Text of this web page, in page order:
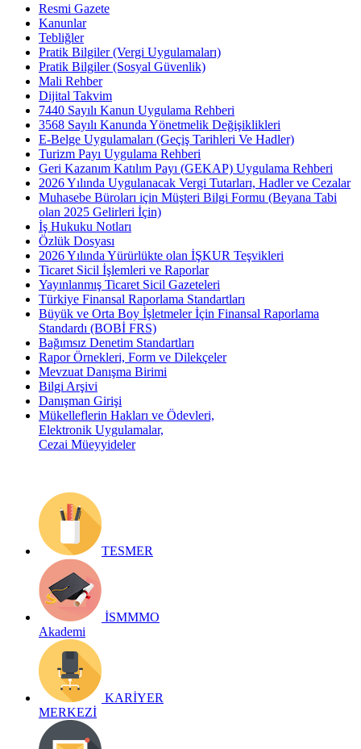
Resmi Gazete
Kanunlar
Tebliğler
Pratik Bilgiler (Vergi Uygulamaları)
Pratik Bilgiler (Sosyal Güvenlik)
Mali Rehber
Dijital Takvim
7440 Sayılı Kanun Uygulama Rehberi
3568 Sayılı Kanunda Yönetmelik Değişiklikleri
E-Belge Uygulamaları (Geçiş Tarihleri Ve Hadler)
Turizm Payı Uygulama Rehberi
Geri Kazanım Katılım Payı (GEKAP) Uygulama Rehberi
2026 Yılında Uygulanacak Vergi Tutarları, Hadler ve Cezalar
Muhasebe Büroları için Müşteri Bilgi Formu (Beyana Tabi
olan 2025 Gelirleri İçin)
İş Hukuku Notları
Özlük Dosyası
2026 Yılında Yürürlükte olan İŞKUR Teşvikleri
Ticaret Sicil İşlemleri ve Raporlar
Yayınlanmış Ticaret Sicil Gazeteleri
Türkiye Finansal Raporlama Standartları
Büyük ve Orta Boy İşletmeler İçin Finansal Raporlama
Standardı (BOBİ FRS)
Bağımsız Denetim Standartları
Rapor Örnekleri, Form ve Dilekçeler
Mevzuat Danışma Birimi
Bilgi Arşivi
Danışman Girişi
Mükelleflerin Hakları ve Ödevleri,
Elektronik Uygulamalar,
Cezai Müeyyideler
TESMER
İSMMMO
Akademi
KARİYER
MERKEZİ